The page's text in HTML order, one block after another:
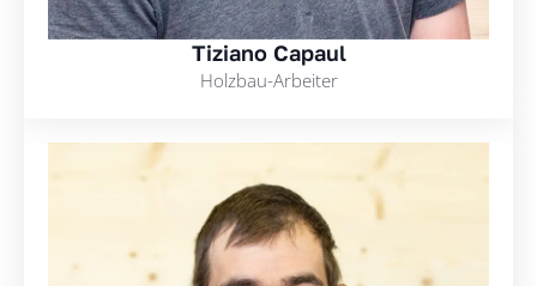
Tiziano Capaul
Holzbau-Arbeiter